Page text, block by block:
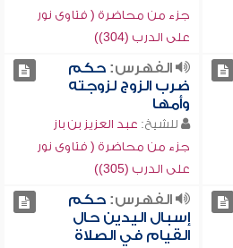
جزء من محاضرة ( فتاوى نور
على الدرب (304))
الفهرس:حكم
ضرب الزوج لزوجته
وأمها
للشيخ: عبد العزيز بن باز
جزء من محاضرة ( فتاوى نور
على الدرب (305))
الفهرس:حكم
إسبال اليدين حال
القيام في الصلاة